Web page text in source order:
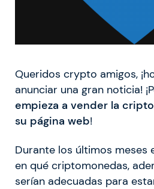
Queridos crypto amigos,
anunciar una gran noticia!
empieza a vender la
su página web!
Durante los últimos meses
en qué criptomonedas,
serían adecuadas para